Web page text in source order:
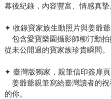
幕後紀錄，內容豐富、情感真摯
✦ 收錄寶家族生動照片與姜爺
包含愛寶樂園攝影師柳汀勳拍
從未公開過的寶家族珍貴瞬間。
✦ 臺灣版獨家，親筆信印簽扉頁
姜爺爺親筆寫給臺灣讀者的
的你。